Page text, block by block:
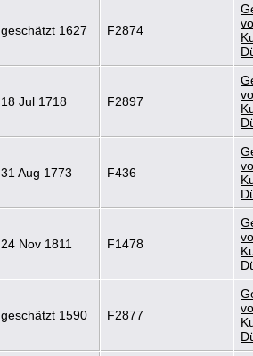
geschätzt 1627 F2874
18 Jul 1718 F2897
31 Aug 1773 F436
24 Nov 1811 F1478
geschätzt 1590 F2877